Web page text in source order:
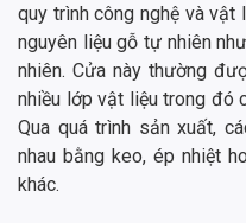
quy trình công nghệ và vật
nguyên liệu gỗ tự nhiên
nhiên. Cửa này thường
nhiều lớp vật liệu trong đó
Qua quá trình sản xuất,
nhau bằng keo, ép nhiệt
khác.